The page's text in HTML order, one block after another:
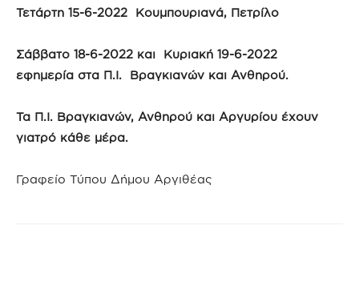
Τετάρτη 15-6-2022 Κουμπουριανά, Πετρίλο
Σάββατο 18-6-2022 και Κυριακή 19-6-2022
εφημερία στα Π.Ι. Βραγκιανών και Ανθηρού.
Τα Π.Ι. Βραγκιανών, Ανθηρού και Αργυρίου έχουν
γιατρό κάθε μέρα.
Γραφείο Τύπου Δήμου Αργιθέας